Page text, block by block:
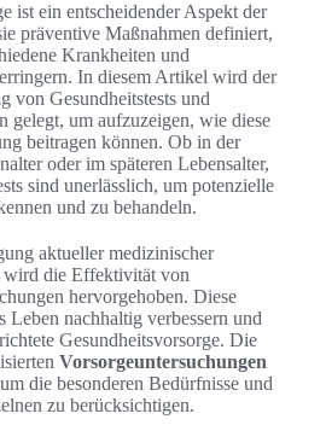
ist ein entscheidender Aspekt der
präventive Maßnahmen definiert,
Krankheiten und
In diesem Artikel wird der
von Gesundheitstests und
gelegt, um aufzuzeigen, wie diese
beitragen können. Ob in der
oder im späteren Lebensalter,
sind unerlässlich, um potenzielle
und zu behandeln.
aktueller medizinischer
die Effektivität von
hervorgehoben. Diese
Leben nachhaltig verbessern und
Gesundheitsvorsorge. Die
Vorsorgeuntersuchungen
die besonderen Bedürfnisse und
zu berücksichtigen.